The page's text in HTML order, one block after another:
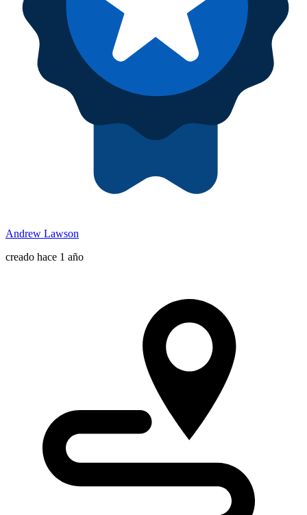
Andrew Lawson
creado hace 1 año